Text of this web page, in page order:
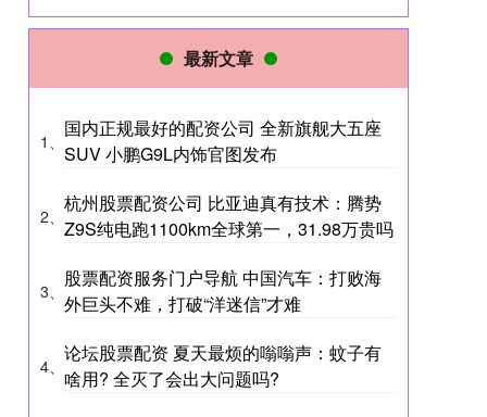
最新文章
1、
国内正规最好的配资公司 全新旗舰大五座
SUV 小鹏G9L内饰官图发布
2、
杭州股票配资公司 比亚迪真有技术：腾势
Z9S纯电跑1100km全球第一，31.98万贵吗
3、
股票配资服务门户导航 中国汽车：打败海
外巨头不难，打破“洋迷信”才难
4、
论坛股票配资 夏天最烦的嗡嗡声：蚊子有
啥用? 全灭了会出大问题吗?